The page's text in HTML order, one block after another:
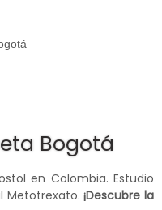
Bogotá
en Colombia. Estudio
Metotrexato.¡Descubre la